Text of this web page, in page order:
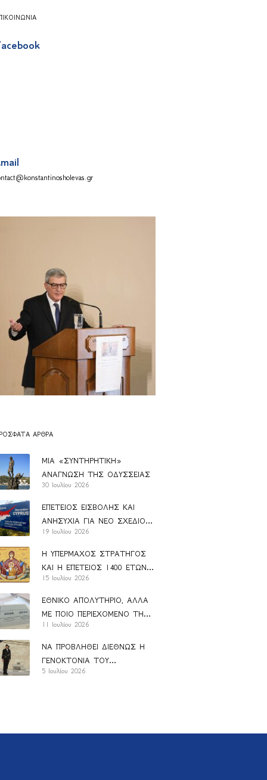
ΆΡΘΡΑ
ΜΙΑ «ΣΥΝΤΗΡΗΤΙΚΗ»
ΑΝΑΓΝΩΣΗ ΤΗΣ ΟΔΥΣΣΕΙΑΣ
30 Ιουλίου 2026
ΕΠΕΤΕΙΟΣ ΕΙΣΒΟΛΗΣ ΚΑΙ
ΑΝΗΣΥΧΙΑ ΓΙΑ ΝΕΟ ΣΧΕΔΙΟ
ΑΝΑΝ
19 Ιουλίου 2026
Η ΥΠΕΡΜΑΧΟΣ ΣΤΡΑΤΗΓΟΣ
ΚΑΙ Η ΕΠΕΤΕΙΟΣ 1400 ΕΤΩΝ
ΑΠΟ ΤΗΝ ΚΑΘΙΕΡΩΣΗ ΤΟΥ
15 Ιουλίου 2026
ΕΘΝΙΚΟ ΑΠΟΛΥΤΗΡΙΟ, ΑΛΛΑ
ΜΕ ΠΟΙΟ ΠΕΡΙΕΧΟΜΕΝΟ ΤΗΣ
ΠΑΙΔΕΙΑΣ;
11 Ιουλίου 2026
ΝΑ ΠΡΟΒΛΗΘΕΙ ΔΙΕΘΝΩΣ Η
ΓΕΝΟΚΤΟΝΙΑ ΤΟΥ
ΕΛΛΗΝΙΣΜΟΥ (1914-1923)
5 Ιουλίου 2026